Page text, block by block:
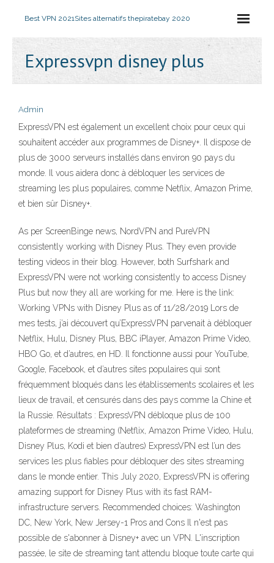
Best VPN 2021Sites alternatifs thepiratebay 2020
Expressvpn disney plus
Admin
ExpressVPN est également un excellent choix pour ceux qui
souhaitent accéder aux programmes de Disney+. Il dispose de
plus de 3000 serveurs installés dans environ 90 pays du
monde. Il vous aidera donc à débloquer les services de
streaming les plus populaires, comme Netflix, Amazon Prime,
et bien sûr Disney+.
As per ScreenBinge news, NordVPN and PureVPN
consistently working with Disney Plus. They even provide
testing videos in their blog. However, both Surfshark and
ExpressVPN were not working consistently to access Disney
Plus but now they all are working for me. Here is the link:
Working VPNs with Disney Plus as of 11/28/2019 Lors de
mes tests, j’ai découvert qu’ExpressVPN parvenait à débloquer
Netflix, Hulu, Disney Plus, BBC iPlayer, Amazon Prime Video,
HBO Go, et d’autres, en HD. Il fonctionne aussi pour YouTube,
Google, Facebook, et d’autres sites populaires qui sont
fréquemment bloqués dans les établissements scolaires et les
lieux de travail, et censurés dans des pays comme la Chine et
la Russie. Résultats : ExpressVPN débloque plus de 100
plateformes de streaming (Netflix, Amazon Prime Video, Hulu,
Disney Plus, Kodi et bien d’autres) ExpressVPN est l’un des
services les plus fiables pour débloquer des sites streaming
dans le monde entier. This July 2020, ExpressVPN is offering
amazing support for Disney Plus with its fast RAM-
infrastructure servers. Recommended choices: Washington
DC, New York, New Jersey-1 Pros and Cons Il n'est pas
possible de s'abonner à Disney+ avec un VPN. L'inscription
passée, le site de streaming tant attendu bloque toute carte qui